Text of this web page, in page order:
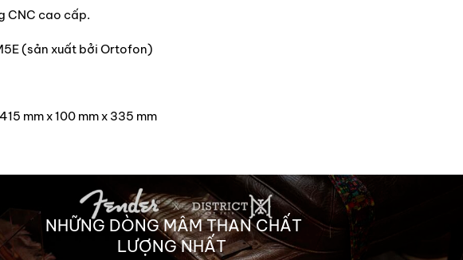
CNC cao cấp.
(sản xuất bởi Ortofon)
415 mm x 100 mm x 335 mm
NHỮNG DÒNG MÂM THAN CHẤT
LƯỢNG NHẤT